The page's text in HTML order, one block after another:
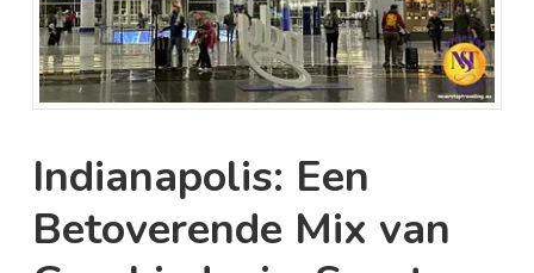
Indianapolis: Een
Betoverende Mix van